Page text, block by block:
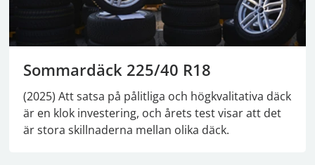
Sommardäck 225/40 R18
(2025) Att satsa på pålitliga och högkvalitativa däck
är en klok investering, och årets test visar att det
är stora skillnaderna mellan olika däck.